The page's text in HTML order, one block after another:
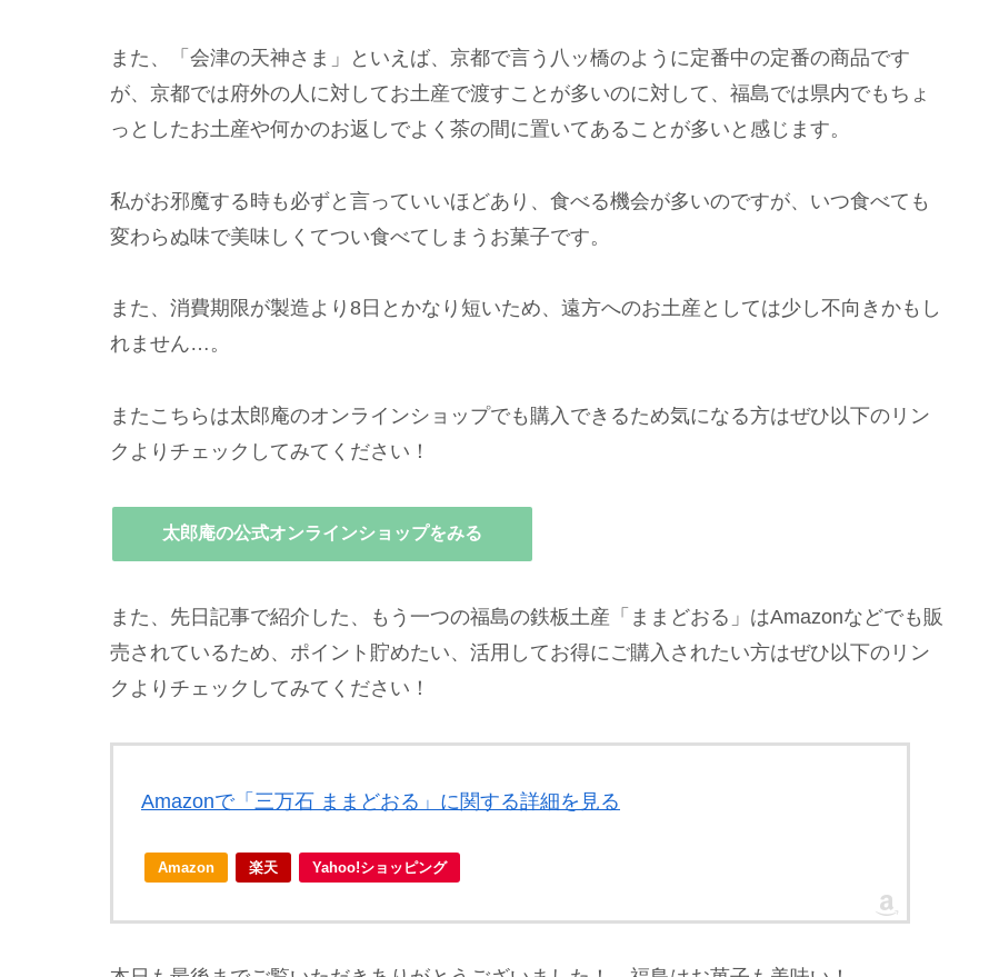
また、「会津の天神さま」といえば、京都で言う八ッ橋のように定番中の定番の商品です
が、京都では府外の人に対してお土産で渡すことが多いのに対して、福島では県内でもちょ
っとしたお土産や何かのお返しでよく茶の間に置いてあることが多いと感じます。
私がお邪魔する時も必ずと言っていいほどあり、食べる機会が多いのですが、いつ食べても
変わらぬ味で美味しくてつい食べてしまうお菓子です。
また、消費期限が製造より8日とかなり短いため、遠方へのお土産としては少し不向きかもし
れません…。
またこちらは太郎庵のオンラインショップでも購入できるため気になる方はぜひ以下のリン
クよりチェックしてみてください！
太郎庵の公式オンラインショップをみる
また、先日記事で紹介した、もう一つの福島の鉄板土産「ままどおる」はAmazonなどでも販
売されているため、ポイント貯めたい、活用してお得にご購入されたい方はぜひ以下のリン
クよりチェックしてみてください！
Amazonで「三万石 ままどおる」に関する詳細を見る
Amazon 楽天 Yahoo!ショッピング